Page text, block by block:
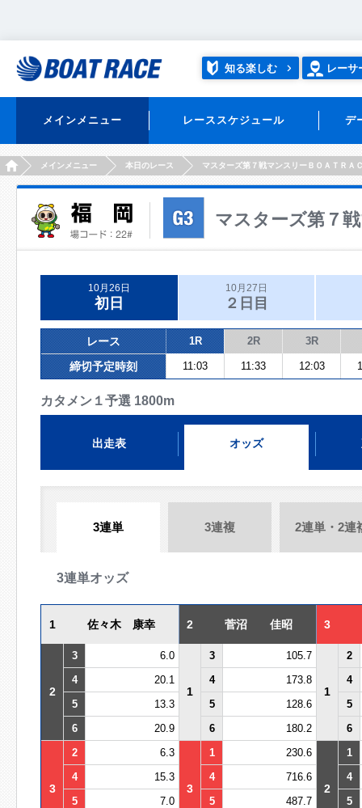
知る楽しむ レーサ
メインメニュー レーススケジュール デ
HOMEメインメニュー 本日のレース マスターズ第７戦マンスリーＢＯＡＴＲＡ
マスターズ第７
10月26日
初日
10月27日
２日目
レース 1R 2R 3R
締切予定時刻 11:03 11:33 12:03
カタメン１予選 1800m
出走表 オッズ
3連単 3連複 2連単・2連
3連単オッズ
1 佐々木 康幸 2 菅沼 佳昭 3
2
3 6.0
1
3 105.7
1
2
4
20.1 4 173.8
4
5
13.3 5 128.6
5
6
20.9 6 180.2 6
3
2 6.3
3
1 230.6
2
1
4
15.3 4 716.6
4
5
7.0 5 487.7
5